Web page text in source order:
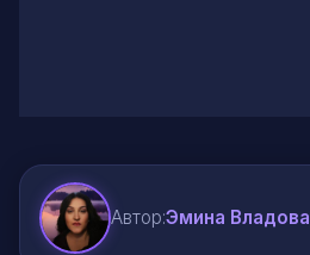
Автор:Эмина Владова